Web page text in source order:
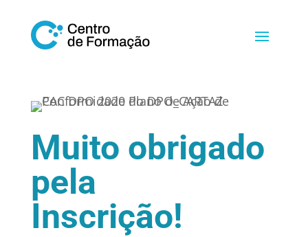
Muito obrigado
pela
Inscrição!